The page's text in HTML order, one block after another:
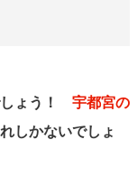
ょう！
宇都宮の
しかないでしょ